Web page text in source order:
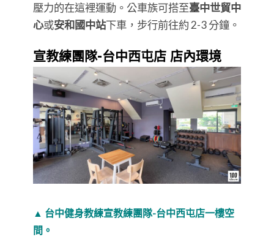
壓力的在這裡運動。公車族可搭至臺中世貿中
心或安和國中站下車，步行前往約 2-3 分鐘。
宣教練團隊-台中西屯店 店內環境
▲ 台中健身教練宣教練團隊-台中西屯店一樓空
間。